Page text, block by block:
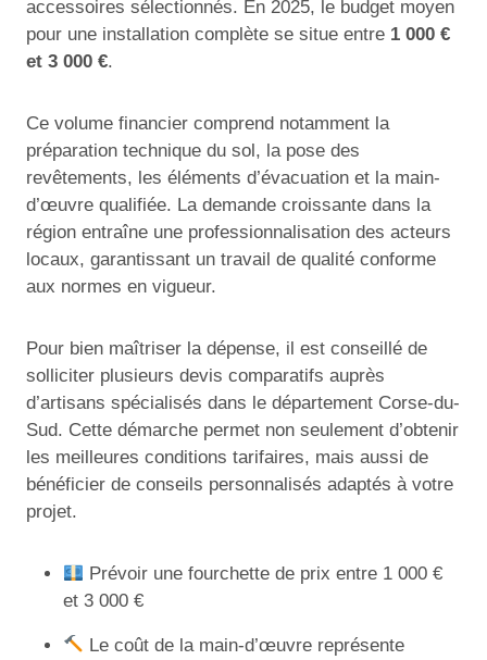
accessoires sélectionnés. En 2025, le budget moyen
pour une installation complète se situe entre 1 000 €
et 3 000 €.
Ce volume financier comprend notamment la
préparation technique du sol, la pose des
revêtements, les éléments d’évacuation et la main-
d’œuvre qualifiée. La demande croissante dans la
région entraîne une professionnalisation des acteurs
locaux, garantissant un travail de qualité conforme
aux normes en vigueur.
Pour bien maîtriser la dépense, il est conseillé de
solliciter plusieurs devis comparatifs auprès
d’artisans spécialisés dans le département Corse-du-
Sud. Cette démarche permet non seulement d’obtenir
les meilleures conditions tarifaires, mais aussi de
bénéficier de conseils personnalisés adaptés à votre
projet.
Prévoir une fourchette de prix entre 1 000 €
et 3 000 €
Le coût de la main-d’œuvre représente